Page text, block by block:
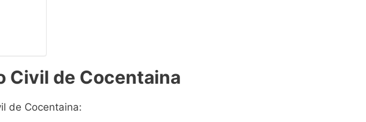
Civil de Cocentaina
de Cocentaina: